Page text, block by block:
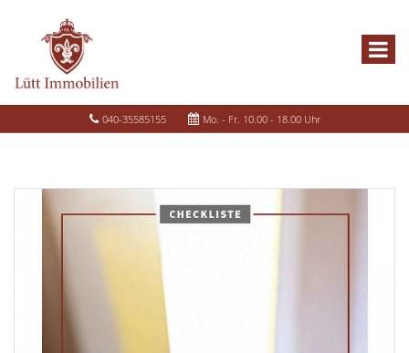
040-35585155 Mo. - Fr. 10.00 - 18.00 Uhr